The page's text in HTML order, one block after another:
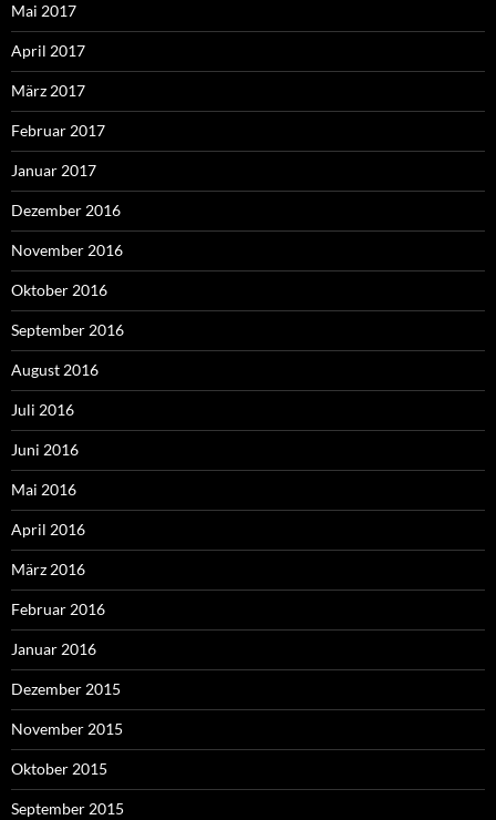
Mai 2017
April 2017
März 2017
Februar 2017
Januar 2017
Dezember 2016
November 2016
Oktober 2016
September 2016
August 2016
Juli 2016
Juni 2016
Mai 2016
April 2016
März 2016
Februar 2016
Januar 2016
Dezember 2015
November 2015
Oktober 2015
September 2015